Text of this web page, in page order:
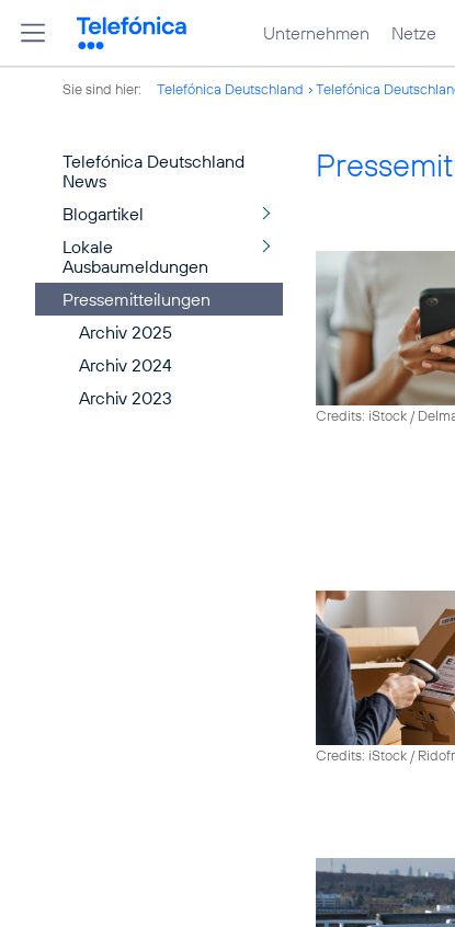
Unternehmen Netze
Sie sind hier: Telefónica Deutschland Telefónica
Telefónica Deutschland
News
Blogartikel
Lokale
Ausbaumeldungen
Pressemitteilungen
Archiv 2025
Archiv 2024
Archiv 2023
Credits: iStock /
Credits: iStock /